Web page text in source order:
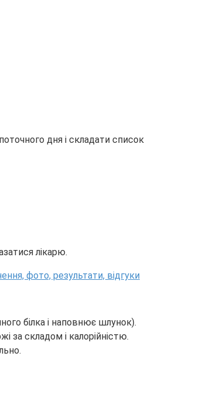
дня і складати список
лікарю.
білка і наповнює шлунок).
за складом і калорійністю.